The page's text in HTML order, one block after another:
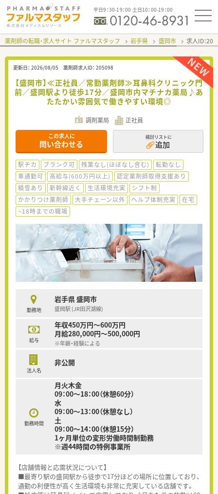
平日9：30-19：00 土日10：00-19：00
薬剤師の転職・求人サイト ファルマスタッフ 岩手県 盛岡市 求人ID：
更新日： 2026/08/05 薬剤師求人ID： 205098
【盛岡市】≪正社員／常勤薬剤師≫耳鼻科クリニック門
前／盛岡駅より徒歩17分／盛岡市内マチナカ薬局♪あ
たたかい雰囲気で働きやすい環境◎
調剤薬局 正社員
この求人に
問い合わせる
検討リストに
追加
駅チカ ブランク可 残業なし(ほぼなし含む)
転勤なし
車通勤可
高給与(600万円以上)
認定薬剤師取得支援あり
積雪あり
新幹線近く 生活環境充実
シフト制
かかりつけ薬剤師
大手チェーン以外 ヘルプ体制充実
在宅
~18時までの職場
勤務地
岩手県 盛岡市
盛岡駅 (JR田沢湖線)
給与
年収450万円～600万円
月給280,000円～500,000円
※年齢・経験による
法人名
非公開
勤務時間
月火木金
09：00～18：00（休憩60分）
水
09：00～13：00（休憩なし）
土
09：00～14：00（休憩15分）
1ヶ月単位の変形労働時間制勤務
※週44時間の特例事業所
【店舗情報と応需状況について】
■最寄り駅の盛岡駅から徒歩で17分ほどの場所に位置しており、
通勤の利便性が高く生活環境も非常に充実している店舗です。